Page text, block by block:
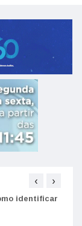
identificar
‹ ›